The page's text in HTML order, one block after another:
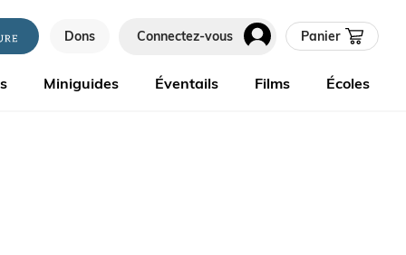
Dons Connectez-vous Panier
Miniguides Éventails Films Écoles